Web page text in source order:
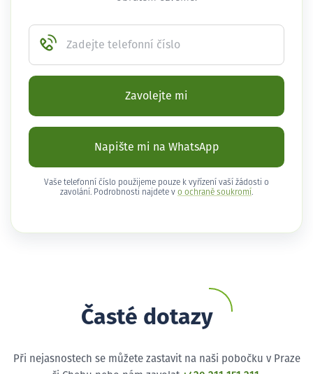
Zadejte telefonní číslo
Zavolejte mi
Napište mi na WhatsApp
Vaše telefonní číslo použijeme pouze k vyřízení vaší žádosti o
zavolání. Podrobnosti najdete v o ochraně soukromí .
Časté dotazy
Při nejasnostech se můžete zastavit na naši pobočku v Praze